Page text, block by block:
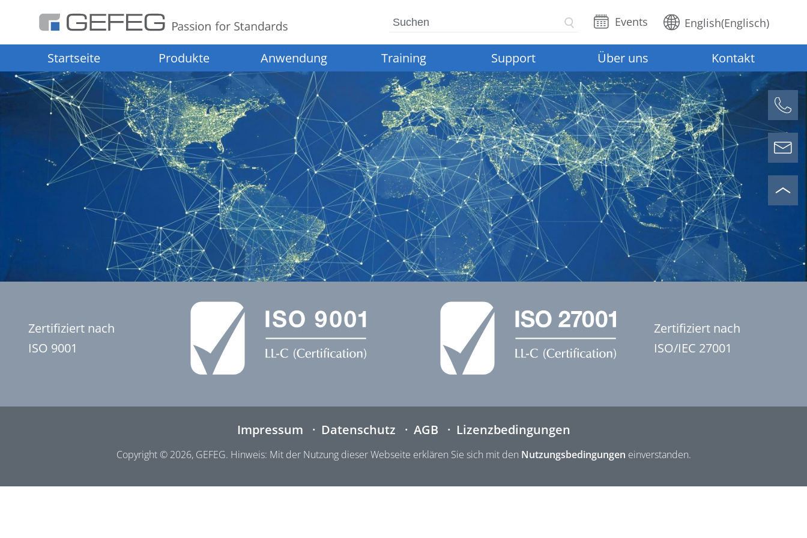
Suchen Events English(Englisch)
Startseite Produkte Anwendung Training Support Über uns Kontakt
Zertifiziert nach
ISO 9001
Zertifiziert nach
ISO/IEC 27001
Impressum Datenschutz AGB Lizenzbedingungen
Copyright © 2026, GEFEG. Hinweis: Mit der Nutzung dieser Webseite erklären Sie sich mit den Nutzungsbedingungen einverstanden.